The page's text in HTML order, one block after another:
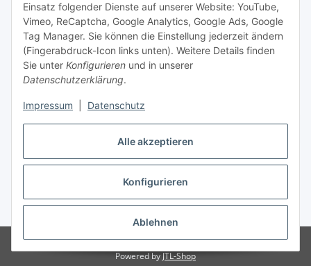
Alle akzeptieren
Konfigurieren
Ablehnen
Einsatz folgender Dienste auf unserer Website: YouTube,
Vimeo, ReCaptcha, Google Analytics, Google Ads, Google
Tag Manager. Sie können die Einstellung jederzeit ändern
(Fingerabdruck-Icon links unten). Weitere Details finden
Sie unter Konfigurieren und in unserer
Datenschutzerklärung.
Impressum Datenschutz
Vertrag widerrufen
* Alle Preise inkl. gesetzlicher MwSt., zzgl.Versand
© Stoffhaus Hanke
Powered byJTL-Shop